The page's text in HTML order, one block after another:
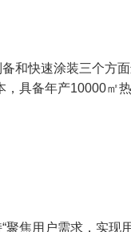
和快速涂装三个方
具备年产10000㎡
焦用户需求，实现